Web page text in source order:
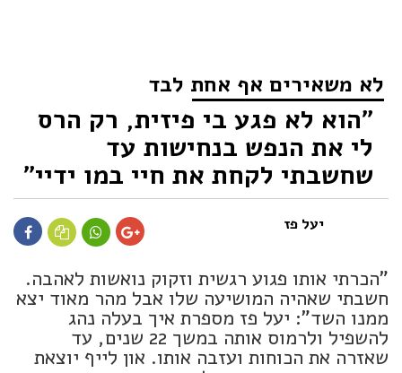
לא משאירים אף אחת לבד
"הוא לא פגע בי פיזית, רק הרס
לי את הנפש בנחישות עד
שחשבתי לקחת את חיי במו ידיי"
יעל פז
"הכרתי אותו פגוע רגשית וזקוק נואשות לאהבה.
חשבתי שאהיה המושיעה שלו אבל מהר מאוד יצא
ממנו השד": יעל פז מספרת איך בעלה נהג
להשפיל ולרמוס אותה במשך 22 שנים, עד
שאזרה את הכוחות ועזבה אותו. און לייף יוצאת